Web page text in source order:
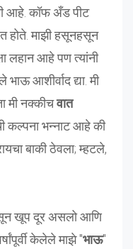
आहे. कॉफ अँड पीट
होते. माझी हसूनहसून
लहान आहे पण त्यांनी
आशीर्वाद द्या. मी
मी नक्कीचवात
कल्पना भन्नाट आहे की
बाकी ठेवला; म्हटले,
खूप दूर असलो आणि
केलेले माझे "भाऊ"